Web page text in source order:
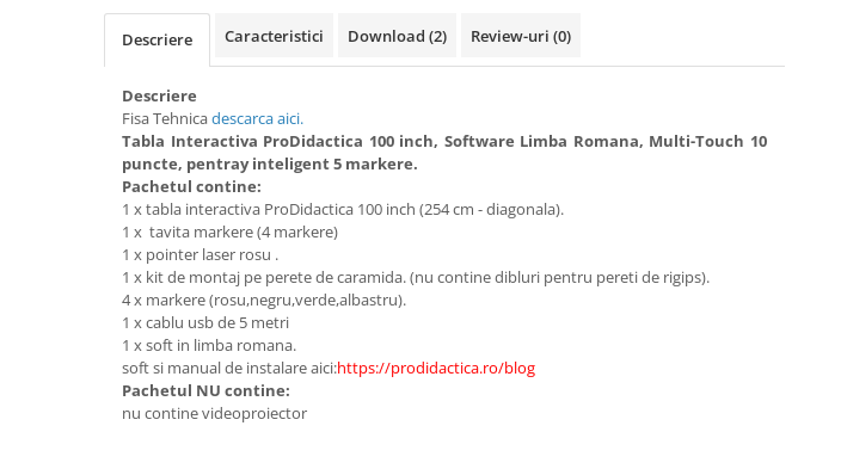
Software Educational
Oferta Mobilier Clasa
Table/Display-uri Interactive
Table Interactive
Display-uri Interactive
Accesorii/Standuri
Videoproiectoare si Echipamente IT
Videoproiectoare
Videoproiectoare
Suporti si Accesorii
Videoproiectoare
Ecrane Proiectie
Laptopuri si Accesorii
Descriere Caracteristici Download (2) Review-uri (0)
Descriere
Fisa Tehnicadescarca aici.
Tabla Interactiva ProDidactica 100 inch, Software Limba Romana, Multi-Touch 10
puncte, pentray inteligent 5 markere.
Pachetul contine:
1 x tabla interactiva ProDidactica 100 inch (254 cm - diagonala).
1 x tavita markere (4 markere)
1 x pointer laser rosu .
1 x kit de montaj pe perete de caramida. (nu contine dibluri pentru pereti de rigips).
4 x markere (rosu,negru,verde,albastru).
1 x cablu usb de 5 metri
1 x soft in limba romana.
soft si manual de instalare aici:https://prodidactica.ro/blog
Pachetul NU contine:
nu contine videoproiector